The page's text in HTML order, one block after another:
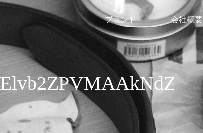
Elvb2ZPVMAAkNdZ
ブランド 会社概要